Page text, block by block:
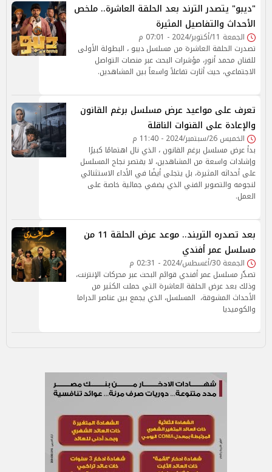
"ديبو" يتصدر الترند بعد الحلقة العاشرة.. ملخص
الأحداث والتفاصيل المثيرة
الجمعة 11/أكتوبر/2024 - 07:01 م
تصدرت الحلقة العاشرة من مسلسل ديبو ، البطولة الأولى
للفنان محمد أنور، مؤشرات البحث عبر منصات التواصل
الاجتماعي، حيث أثارت تفاعلاً واسعاً بين المشاهدين.
تعرف على مواعيد عرض مسلسل برغم القانون
والإعادة على القنوات الناقلة
الخميس 26/سبتمبر/2024 - 11:40 م
بدأ عرض مسلسل برغم القانون ، الذي نال اهتمامًا كبيرًا
وإشادات واسعة من المشاهدين، لا يقتصر نجاح المسلسل
على أحداثه المثيرة، بل يتجلى أيضًا في الأداء الاستثنائي
لنجومه والتصوير الفني الذي يضفي جمالية خاصة على
العمل.
بعد تصدره التريند.. موعد عرض الحلقة 11 من
مسلسل عمر أفندي
الجمعة 30/أغسطس/2024 - 02:31 م
تصدَّر مسلسل عمر أفندي قوائم البحث عبر محركات الإنترنت،
وذلك بعد عرض الحلقة العاشرة التي حملت الكثير من
الأحداث المشوقة، المسلسل، الذي يجمع بين عناصر الدراما
والكوميديا